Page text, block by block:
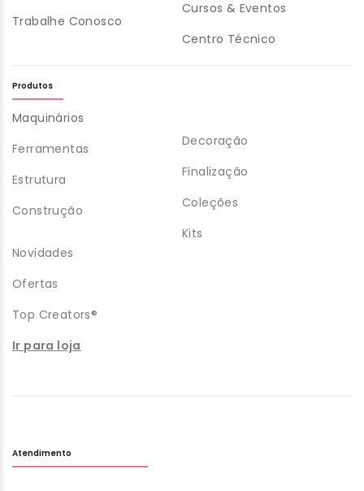
Trabalhe Conosco
Cursos & Eventos
Centro Técnico
Produtos
Maquinários
Ferramentas
Estrutura
Construção
Decoração
Finalização
Coleções
Kits
Novidades
Ofertas
Top Creators®
Ir para loja
Atendimento